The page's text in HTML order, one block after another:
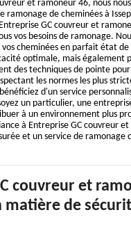
et ramoneur 46, nous
ramonage de cheminées à
GC couvreur et
vos besoins de ramonage.
cheminées en parfait état
optimale, mais également
des techniques de pointe
les normes les plus
d'un service
un particulier, une
à un environnement plus
à Entreprise GC couvreur
et un service de ramonage
couvreur et
matière de